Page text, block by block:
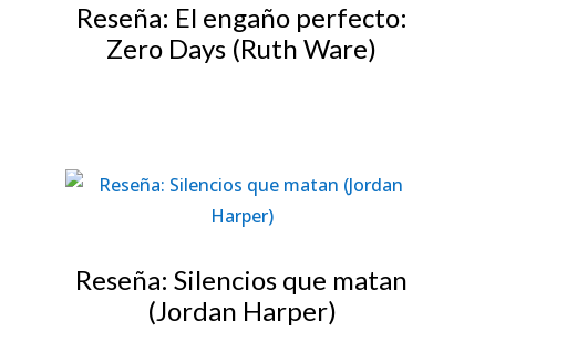
Reseña: El engaño perfecto:
Zero Days (Ruth Ware)
Reseña: Silencios que matan
(Jordan Harper)